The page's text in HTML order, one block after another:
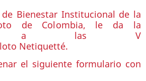
Bienestar Institucional de la
de Colombia, le da la
a las V
Netiquetté.
el siguiente formulario con